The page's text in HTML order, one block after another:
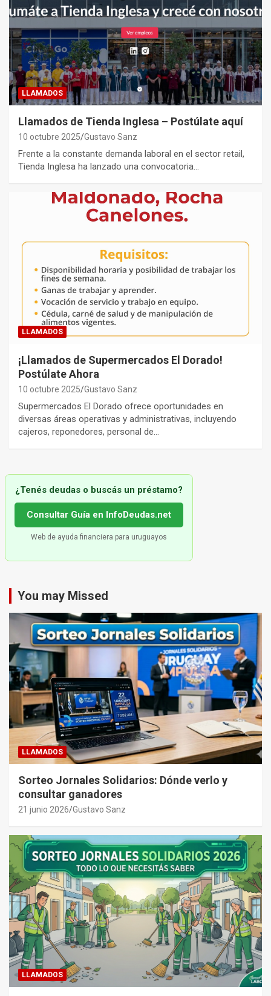
LLAMADOS
Llamados de Tienda Inglesa – Postúlate aquí
10 octubre 2025 Gustavo Sanz
Frente a la constante demanda laboral en el sector retail,
Tienda Inglesa ha lanzado una convocatoria…
LLAMADOS
¡Llamados de Supermercados El Dorado!
Postúlate Ahora
10 octubre 2025 Gustavo Sanz
Supermercados El Dorado ofrece oportunidades en
diversas áreas operativas y administrativas, incluyendo
cajeros, reponedores, personal de…
¿Tenés deudas o buscás un préstamo?
Consultar Guía en InfoDeudas.net
Web de ayuda financiera para uruguayos
You may Missed
LLAMADOS
Sorteo Jornales Solidarios: Dónde verlo y
consultar ganadores
21 junio 2026 Gustavo Sanz
LLAMADOS